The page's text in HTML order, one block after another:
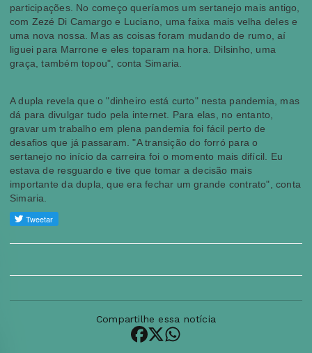
participações. No começo queríamos um sertanejo mais antigo,
com Zezé Di Camargo e Luciano, uma faixa mais velha deles e
uma nova nossa. Mas as coisas foram mudando de rumo, aí
liguei para Marrone e eles toparam na hora. Dilsinho, uma
graça, também topou", conta Simaria.
A dupla revela que o "dinheiro está curto" nesta pandemia, mas
dá para divulgar tudo pela internet. Para elas, no entanto,
gravar um trabalho em plena pandemia foi fácil perto de
desafios que já passaram. "A transição do forró para o
sertanejo no início da carreira foi o momento mais difícil. Eu
estava de resguardo e tive que tomar a decisão mais
importante da dupla, que era fechar um grande contrato", conta
Simaria.
Compartilhe essa notícia